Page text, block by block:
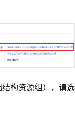
构资源组），请选